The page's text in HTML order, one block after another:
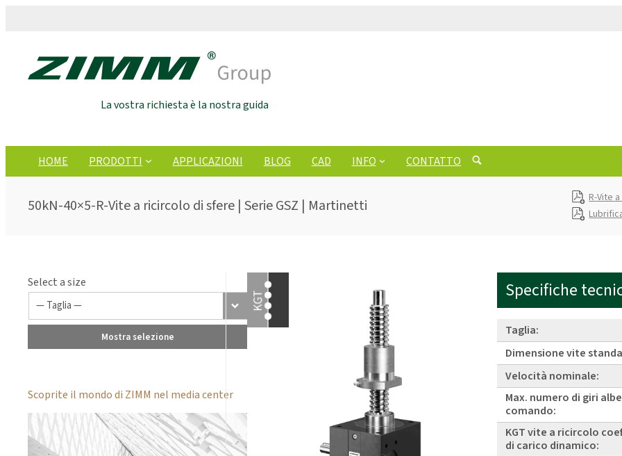
La vostra richiesta è la nostra guida
HOME PRODOTTI APPLICAZIONI BLOG CAD INFO CONTATTO
50kN-40×5-R-Vite a ricircolo di sfere | Serie GSZ | Martinetti
R-Vite
Select a size
Mostra selezione
Scoprite il mondo di ZIMM nel media center
Specifiche
Taglia:
Dimensione vite
Velocità nominale:
Max. numero di giri
comando:
KGT vite a ricircolo
di carico dinamico: